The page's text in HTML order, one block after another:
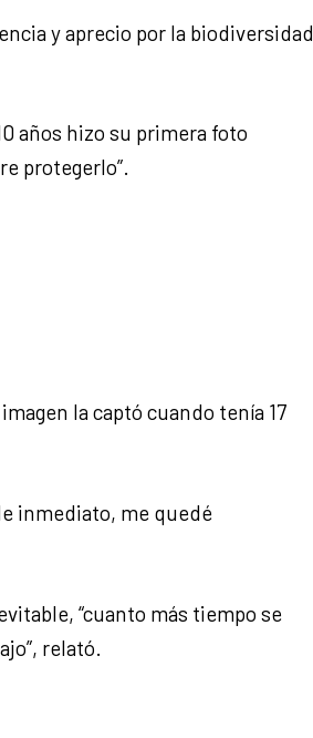
y aprecio por la biodiversidad
años hizo su primera foto
protegerlo”.
la captó cuando tenía 17
inmediato, me quedé
“cuanto más tiempo se
relató.